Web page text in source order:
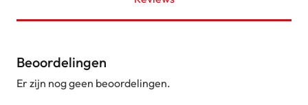
Beoordelingen
Er zijn nog geen beoordelingen.